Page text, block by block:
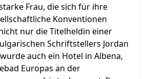
Frau, die sich für ihre
Konventionen
nur die Titelheldin einer
Schriftstellers Jordan
auch ein Hotel in Albena,
Europas an der